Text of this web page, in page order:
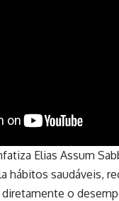
Elias Assum
hábitos saudáveis,
o